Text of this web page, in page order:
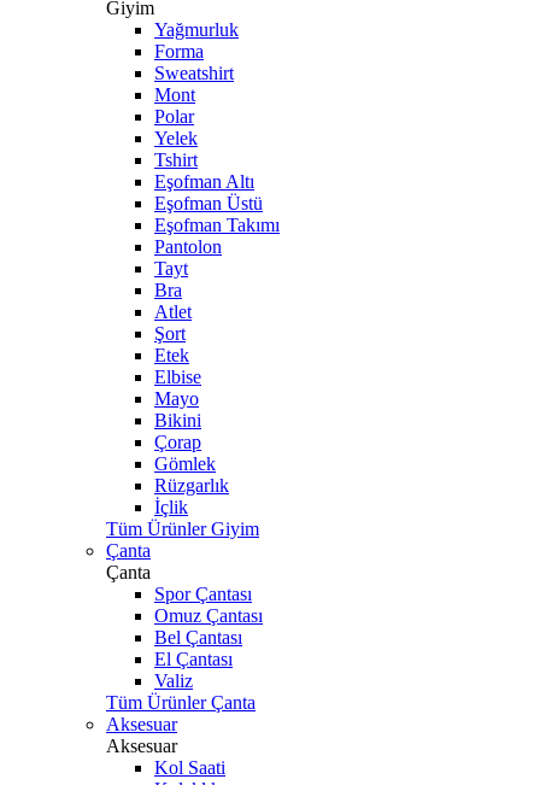
Giyim
Yağmurluk
Forma
Sweatshirt
Mont
Polar
Yelek
Tshirt
Eşofman Altı
Eşofman Üstü
Eşofman Takımı
Pantolon
Tayt
Bra
Atlet
Şort
Etek
Elbise
Mayo
Bikini
Çorap
Gömlek
Rüzgarlık
İçlik
Tüm Ürünler Giyim
Çanta
Çanta
Spor Çantası
Omuz Çantası
Bel Çantası
El Çantası
Valiz
Tüm Ürünler Çanta
Aksesuar
Aksesuar
Kol Saati